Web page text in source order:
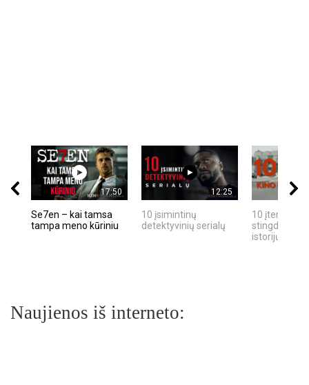
17:50
Se7en – kai tamsa
tampa meno kūriniu
12:25
10 įsimintinų
detektyvinių serialų
10 įtemptų,
stingdančių
istorijų
Naujienos iš interneto: